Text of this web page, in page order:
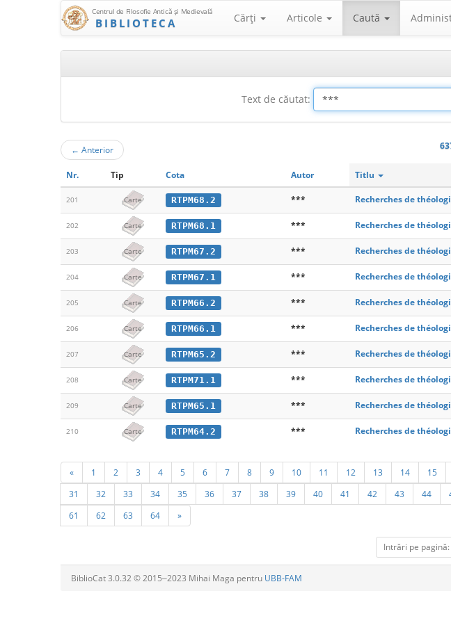
Centrul de Filosofie Antică şi Medievală
BIBLIOTECA Cărţi Articole Caută
Text de căutat:
← Anterior
Nr. Tip Cota Autor Titlu
201 Carte RTPM68.2 *** Recherches de
202 Carte RTPM68.1 *** Recherches de
203 Carte RTPM67.2 *** Recherches de
204 Carte RTPM67.1 *** Recherches de
205 Carte RTPM66.2 *** Recherches de
206 Carte RTPM66.1 *** Recherches de
207 Carte RTPM65.2 *** Recherches de
208 Carte RTPM71.1 *** Recherches de
209 Carte RTPM65.1 *** Recherches de
210 Carte RTPM64.2 *** Recherches de
« 1 2 3 4 5 6 7 8 9 10 11 12 13 14 15
31
32 33 34 35 36 37 38 39 40 41 42 43 44
61
62 63 64 »
Intrări pe pagină:
BiblioCat 3.0.32 © 2015‒2023 Mihai Maga pentru UBB-FAM